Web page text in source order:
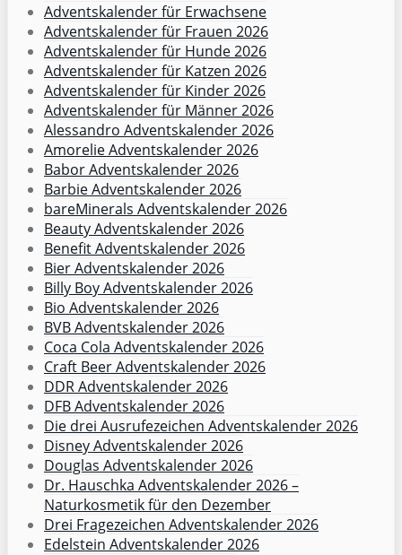
Adventskalender für Erwachsene
Adventskalender für Frauen 2026
Adventskalender für Hunde 2026
Adventskalender für Katzen 2026
Adventskalender für Kinder 2026
Adventskalender für Männer 2026
Alessandro Adventskalender 2026
Amorelie Adventskalender 2026
Babor Adventskalender 2026
Barbie Adventskalender 2026
bareMinerals Adventskalender 2026
Beauty Adventskalender 2026
Benefit Adventskalender 2026
Bier Adventskalender 2026
Billy Boy Adventskalender 2026
Bio Adventskalender 2026
BVB Adventskalender 2026
Coca Cola Adventskalender 2026
Craft Beer Adventskalender 2026
DDR Adventskalender 2026
DFB Adventskalender 2026
Die drei Ausrufezeichen Adventskalender 2026
Disney Adventskalender 2026
Douglas Adventskalender 2026
Dr. Hauschka Adventskalender 2026 –
Naturkosmetik für den Dezember
Drei Fragezeichen Adventskalender 2026
Edelstein Adventskalender 2026